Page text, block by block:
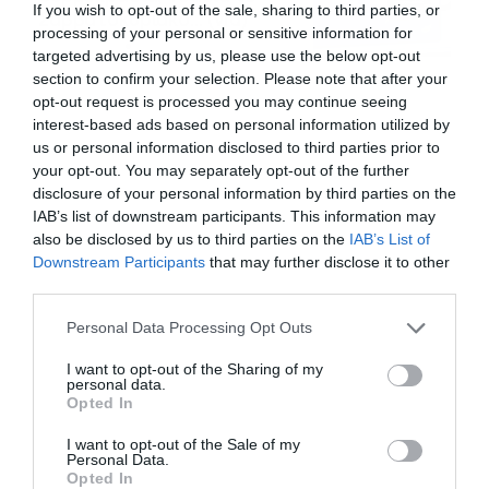
If you wish to opt-out of the sale, sharing to third parties, or
processing of your personal or sensitive information for
targeted advertising by us, please use the below opt-out
section to confirm your selection. Please note that after your
opt-out request is processed you may continue seeing
interest-based ads based on personal information utilized by
us or personal information disclosed to third parties prior to
your opt-out. You may separately opt-out of the further
disclosure of your personal information by third parties on the
IAB’s list of downstream participants. This information may
also be disclosed by us to third parties on the IAB’s List of
Downstream Participants that may further disclose it to other
Please note that this website/app uses one or more Google
not limited to your visit or usage behaviour. You may click to
grant or deny consent to Google and its third-party tags to
use your data for below specified purposes in below Google
consent section.
Personal Data Processing Opt Outs
I want to opt-out of the Sharing of my
personal data.
Opted In
I want to opt-out of the Sale of my
Personal Data.
Opted In
Σαββατοκύριακο… (vid)
06/08/2026 22:00